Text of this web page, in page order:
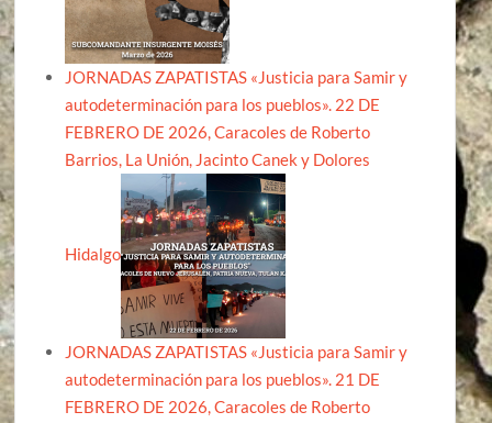
JORNADAS ZAPATISTAS «Justicia para Samir y
autodeterminación para los pueblos». 22 DE
FEBRERO DE 2026, Caracoles de Roberto
Barrios, La Unión, Jacinto Canek y Dolores
Hidalgo
JORNADAS ZAPATISTAS «Justicia para Samir y
autodeterminación para los pueblos». 21 DE
FEBRERO DE 2026, Caracoles de Roberto